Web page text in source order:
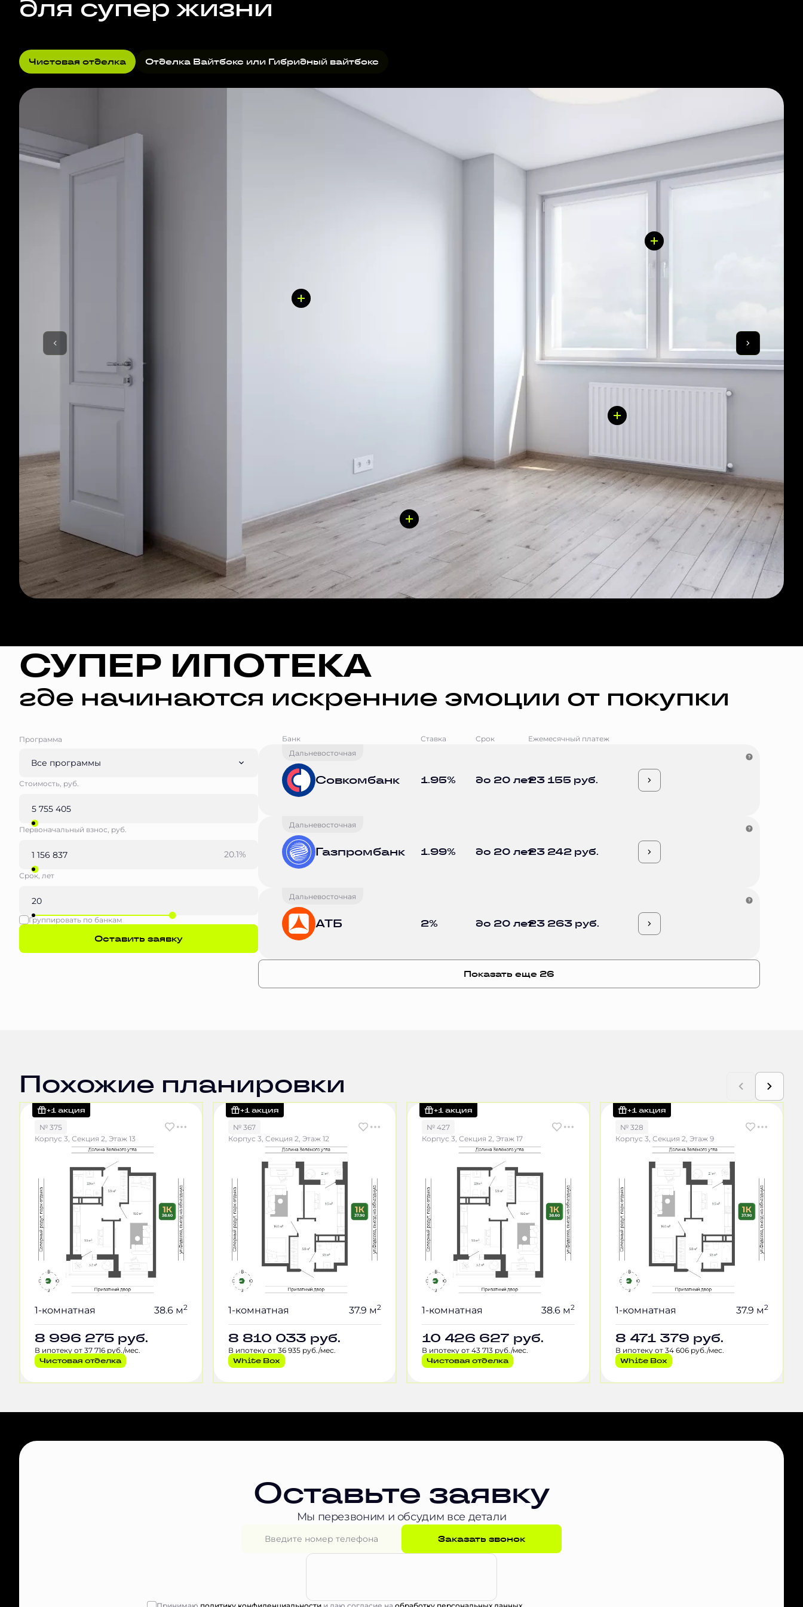
для супер жизни
Чистовая отделка Отделка Вайтбокс или Гибридный вайтбокс
СУПЕР ИПОТЕКА
где начинаются искренние эмоции от покупки
Программа
Все программы
Стоимость, руб.
Первоначальный взнос, руб.
20.1%
Срок, лет
Группировать по банкам
Оставить заявку
Банк Ставка Срок
Ежемесячный платеж
Дальневосточная
Совкомбанк 1.95% до 20 лет23 155 руб.
Дальневосточная
Газпромбанк 1.99% до 20 лет23 242 руб.
Дальневосточная
АТБ 2% до 20 лет23 263 руб.
Показать еще 26
Похожие планировки
+1 акция
№ 375
Корпус 3, Секция 2, Этаж 13
1-комнатная 38.6 м2
8 996 275 руб.
В ипотеку от 37 716 руб./мес.
Чистовая отделка
+1 акция
№ 367
Корпус 3, Секция 2, Этаж 12
1-комнатная 37.9 м2
8 810 033 руб.
В ипотеку от 36 935 руб./мес.
White Box
+1 акция
№ 427
Корпус 3, Секция 2, Этаж 17
1-комнатная 38.6 м2
10 426 627 руб.
В ипотеку от 43 713 руб./мес.
Чистовая отделка
+1 акция
№ 328
Корпус 3, Секция 2, Этаж 9
1-комнатная 37.9 м2
8 471 379 руб.
В ипотеку от 34 606 руб./мес.
White Box
Оставьте заявку
Мы перезвоним и обсудим все детали
Заказать звонок
Принимаю политику конфиденциальностии даю согласие на обработку персональных данных